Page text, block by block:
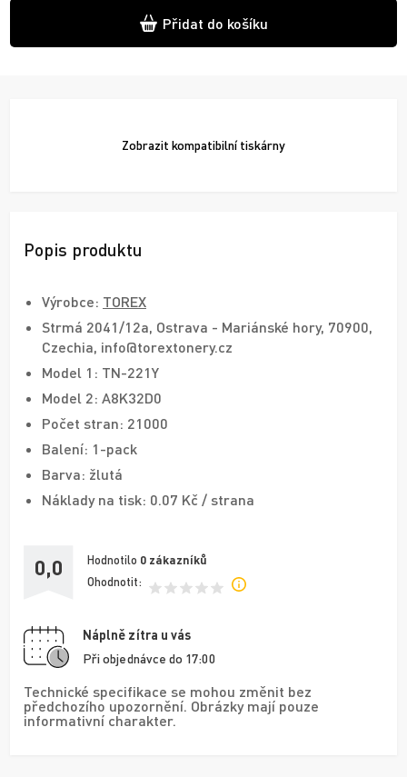
Přidat do košíku
Zobrazit kompatibilní tiskárny
Popis produktu
Výrobce: TOREX
Strmá 2041/12a, Ostrava - Mariánské hory, 70900,
Czechia, info@torextonery.cz
Model 1: TN-221Y
Model 2: A8K32D0
Počet stran: 21000
Balení: 1-pack
Barva: žlutá
Náklady na tisk: 0.07 Kč / strana
0,0 Hodnotilo 0 zákazníků
Ohodnotit:
Náplně zítra u vás
Při objednávce do 17:00
Technické specifikace se mohou změnit bez
předchozího upozornění. Obrázky mají pouze
informativní charakter.